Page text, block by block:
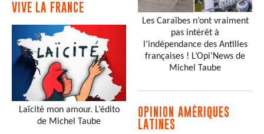
VIVE LA FRANCE
Laïcité mon amour. L’édito
de Michel Taube
Les Caraïbes n’ont vraiment
pas intérêt à
l’indépendance des Antilles
françaises ! L’Opi’News de
Michel Taube
OPINION AMÉRIQUES
LATINES